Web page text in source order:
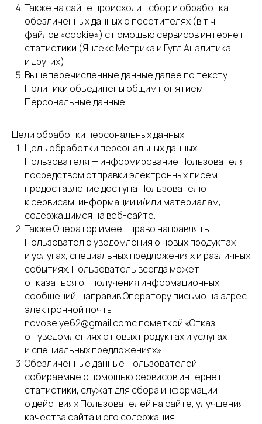
Также на сайте происходит сбор и обработка
обезличенных данных о посетителях (в т.ч.
файлов «cookie») с помощью сервисов интернет-
статистики (Яндекс Метрика и Гугл Аналитика
и других).
Вышеперечисленные данные далее по тексту
Политики объединены общим понятием
Персональные данные.
Цели обработки персональных данных
Цель обработки персональных данных
Пользователя — информирование Пользователя
посредством отправки электронных писем;
предоставление доступа Пользователю
к сервисам, информации и/или материалам,
содержащимся на веб-сайте.
Также Оператор имеет право направлять
Пользователю уведомления о новых продуктах
и услугах, специальных предложениях и различных
событиях. Пользователь всегда может
отказаться от получения информационных
сообщений, направив Оператору письмо на адрес
электронной почты
novoselye62@gmail.comс пометкой «Отказ
от уведомлениях о новых продуктах и услугах
и специальных предложениях».
Обезличенные данные Пользователей,
собираемые с помощью сервисов интернет-
статистики, служат для сбора информации
о действиях Пользователей на сайте, улучшения
качества сайта и его содержания.